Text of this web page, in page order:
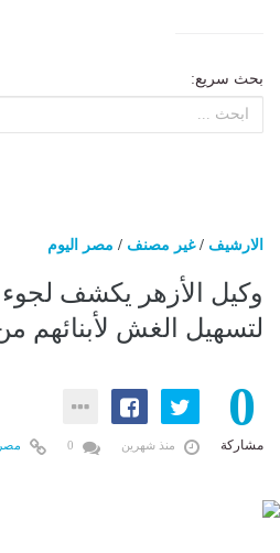
بحث سريع:
الارشيف /غير مصنف / مصر اليوم
وكيل الأزهر يكشف
لتسهيل الغش لأبنائهم
0
مشاركة منذ شهرين مصر